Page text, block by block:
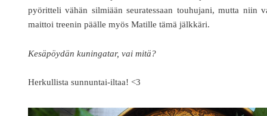
pyöritteli vähän silmiään seuratessaan touhujani, mutta niin
maittoi treenin päälle myös Matille tämä jälkkäri.
Kesäpöydän kuningatar, vai mitä?
Herkullista sunnuntai-iltaa! <3